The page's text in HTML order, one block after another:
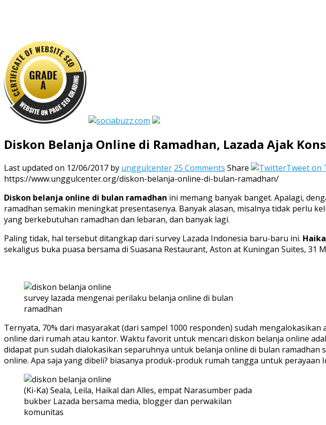
Diskon Belanja Online di Ramadhan, Lazada Ajak
Last updated on 12/06/2017 by unggulcenter 25 Comments Share Tweet on
https://www.unggulcenter.org/diskon-belanja-online-di-bulan-ramadhan/
Diskon belanja online di bulan ramadhan ini memang banyak banget. Apalagi,
ramadhan semakin meningkat presentasenya. Banyak alasan, misalnya tidak perlu
yang berkebutuhan ramadhan dan lebaran, dan banyak lagi.
Paling tidak, hal tersebut ditangkap dari survey Lazada Indonesia baru-baru ini.
sekaligus buka puasa bersama di Suasana Restaurant, Aston at Kuningan Suites, 31
survey lazada mengenai perilaku belanja online di bulan
ramadhan
Ternyata, 70% dari masyarakat (dari sampel 1000 responden) sudah
online dari rumah atau kantor. Waktu favorit untuk mencari diskon belanja online
didapat pun sudah dialokasikan separuhnya untuk belanja online di bulan
online. Apa saja yang dibeli? biasanya produk-produk rumah tangga untuk
(Ki-Ka) Seala, Leila, Haikal dan Alles, empat Narasumber pada
bukber Lazada bersama media, blogger dan perwakilan
komunitas